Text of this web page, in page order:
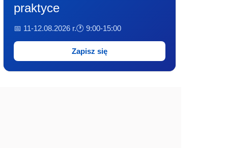
praktyce
📅 11-12.08.2026 r.🕐 9:00-15:00
Zapisz się